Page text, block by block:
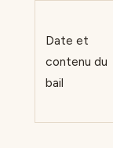
Date et
contenu du
bail